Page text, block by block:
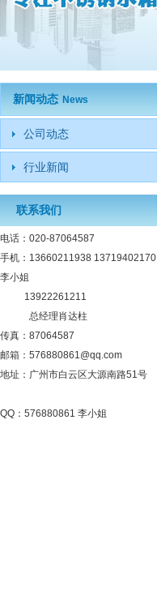
新闻动态 News
公司动态
行业新闻
联系我们
电话：020-87064587
手机：13660211938 13719402170
李小姐
13922261211
总经理肖达柱
传真：87064587
邮箱：576880861@qq.com
地址：广州市白云区大源南路51号
QQ：576880861 李小姐